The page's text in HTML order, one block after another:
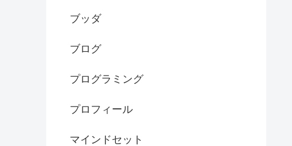
ブッダ
ブログ
プログラミング
プロフィール
マインドセット